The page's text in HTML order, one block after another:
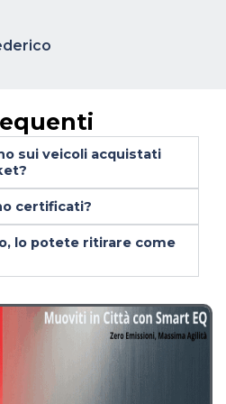
sui veicoli acquistati
certificati?